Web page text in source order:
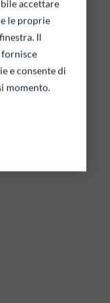
accettare
le proprie
Il
fornisce
e consente di
momento.